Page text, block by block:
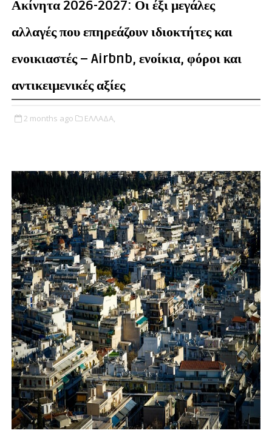
Ακίνητα 2026-2027: Οι έξι μεγάλες
αλλαγές που επηρεάζουν ιδιοκτήτες και
ενοικιαστές – Airbnb, ενοίκια, φόροι και
αντικειμενικές αξίες
2 months ago ΕΛΛΑΔΑ,